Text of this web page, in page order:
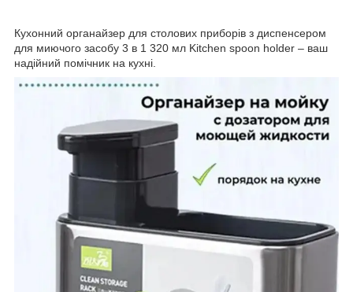
Кухонний органайзер для столових приборів з диспенсером
для миючого засобу 3 в 1 320 мл Kitchen spoon holder – ваш
надійний помічник на кухні.